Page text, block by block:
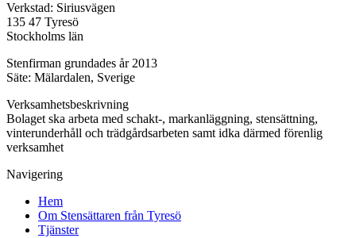
Verkstad: Siriusvägen
135 47 Tyresö
Stockholms län
Stenfirman grundades år 2013
Säte: Mälardalen, Sverige
Verksamhetsbeskrivning
Bolaget ska arbeta med schakt-, markanläggning, stensättning,
vinterunderhåll och trädgårdsarbeten samt idka därmed förenlig
verksamhet
Navigering
Hem
Om Stensättaren från Tyresö
Tjänster